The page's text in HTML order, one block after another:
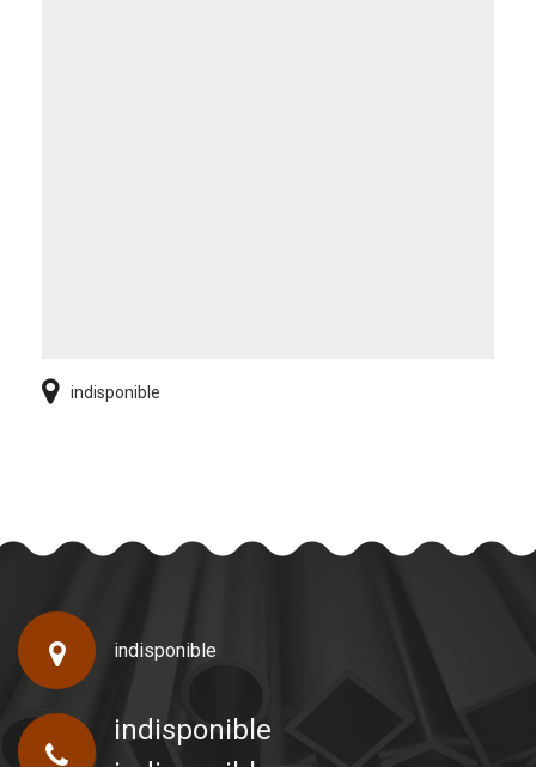
indisponible
indisponible
indisponible